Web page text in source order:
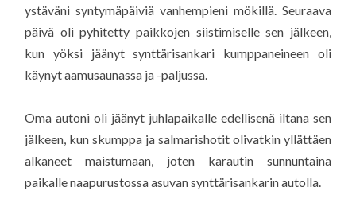
ystäväni syntymäpäiviä vanhempieni mökillä. Seuraava
päivä oli pyhitetty paikkojen siistimiselle sen jälkeen,
kun yöksi jäänyt synttärisankari kumppaneineen oli
käynyt aamusaunassa ja -paljussa.
Oma autoni oli jäänyt juhlapaikalle edellisenä iltana sen
jälkeen, kun skumppa ja salmarishotit olivatkin yllättäen
alkaneet maistumaan, joten karautin sunnuntaina
paikalle naapurustossa asuvan synttärisankarin autolla.